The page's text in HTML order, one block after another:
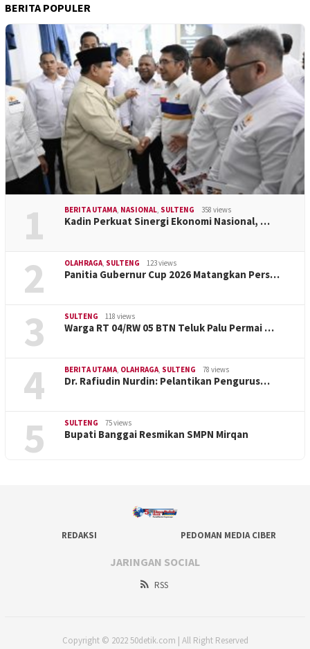
BERITA POPULER
1 BERITA UTAMA, NASIONAL, SULTENG 358 views
Kadin Perkuat Sinergi Ekonomi Nasional, …
2 OLAHRAGA, SULTENG 123 views
Panitia Gubernur Cup 2026 Matangkan Pers…
3 SULTENG 118 views
Warga RT 04/RW 05 BTN Teluk Palu Permai …
4 BERITA UTAMA, OLAHRAGA, SULTENG 78 views
Dr. Rafiudin Nurdin: Pelantikan Pengurus…
5 SULTENG 75 views
Bupati Banggai Resmikan SMPN Mirqan
REDAKSI PEDOMAN MEDIA CIBER
JARINGAN SOCIAL
RSS
Copyright © 2022 50detik.com | All Right Reserved